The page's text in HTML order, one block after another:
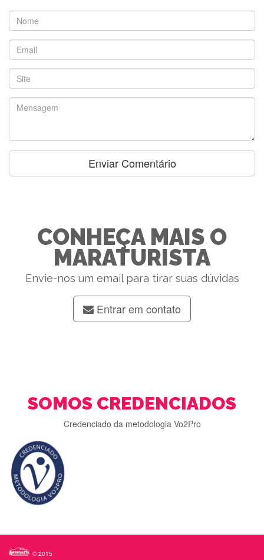
CONHEÇA MAIS O
MARATURISTA
Envie-nos um email para tirar suas dúvidas
Entrar em contato
SOMOS CREDENCIADOS
Credenciado da metodologia Vo2Pro
© 2015